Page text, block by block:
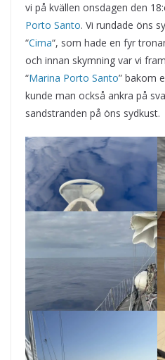
vi på kvällen onsdagen den
Porto Santo. Vi rundade öns
“Cima“, som hade en fyr
och innan skymning var vi
“Marina Porto Santo” bakom
kunde man också ankra på
sandstranden på öns sydkust.